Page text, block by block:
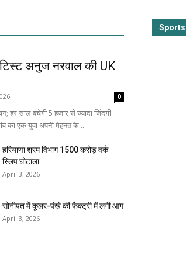
अनुज नरवाल की UK
0
हर साल बचेगी 5 हजार से ज्यादा जिंदगी
का एक युवा अपनी मेहनत के...
हरियाणा श्रम विभाग 1500 करोड़ वर्क
स्लिप घोटाला
April 3, 2026
सोनीपत में कूलर-पंखे की फैक्ट्री में लगी आग
April 3, 2026
Sports